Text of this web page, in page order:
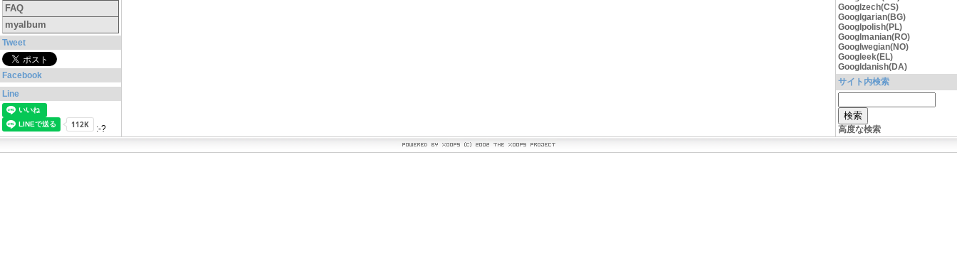
FAQ
myalbum
Tweet
Facebook
Line
:-?
Googlzech(CS)
Googlgarian(BG)
Googlpolish(PL)
Googlmanian(RO)
Googlwegian(NO)
Googleek(EL)
Googldanish(DA)
サイト内検索
高度な検索